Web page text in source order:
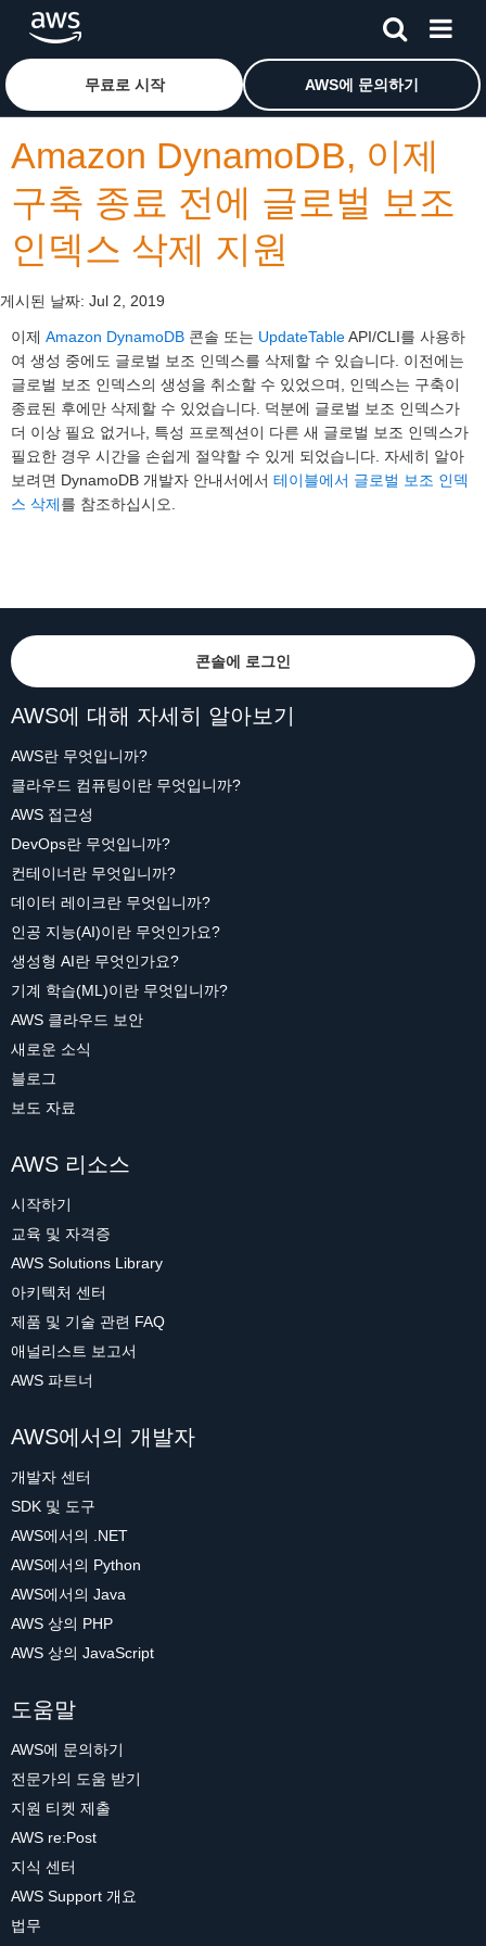
메인 콘텐츠로 건너뛰기Amazon Web Services 홈 페이지로 돌아가려면 여기를 클
무료로 시작 AWS에 문의하기
Amazon DynamoDB, 이제
구축 종료 전에 글로벌 보조
인덱스 삭제 지원
게시된 날짜: Jul 2, 2019
이제 Amazon DynamoDB 콘솔 또는 UpdateTableAPI/CLI를 사용하
여 생성 중에도 글로벌 보조 인덱스를 삭제할 수 있습니다. 이전에는
글로벌 보조 인덱스의 생성을 취소할 수 있었으며, 인덱스는 구축이
종료된 후에만 삭제할 수 있었습니다. 덕분에 글로벌 보조 인덱스가
더 이상 필요 없거나, 특성 프로젝션이 다른 새 글로벌 보조 인덱스가
필요한 경우 시간을 손쉽게 절약할 수 있게 되었습니다. 자세히 알아
보려면 DynamoDB 개발자 안내서에서 테이블에서 글로벌 보조 인덱
스 삭제를 참조하십시오.
콘솔에 로그인
AWS에 대해 자세히 알아보기
AWS란 무엇입니까?
클라우드 컴퓨팅이란 무엇입니까?
AWS 접근성
DevOps란 무엇입니까?
컨테이너란 무엇입니까?
데이터 레이크란 무엇입니까?
인공 지능(AI)이란 무엇인가요?
생성형 AI란 무엇인가요?
기계 학습(ML)이란 무엇입니까?
AWS 클라우드 보안
새로운 소식
블로그
보도 자료
AWS 리소스
시작하기
교육 및 자격증
AWS Solutions Library
아키텍처 센터
제품 및 기술 관련 FAQ
애널리스트 보고서
AWS 파트너
AWS에서의 개발자
개발자 센터
SDK 및 도구
AWS에서의 .NET
AWS에서의 Python
AWS에서의 Java
AWS 상의 PHP
AWS 상의 JavaScript
도움말
AWS에 문의하기
전문가의 도움 받기
지원 티켓 제출
AWS re:Post
지식 센터
AWS Support 개요
법무